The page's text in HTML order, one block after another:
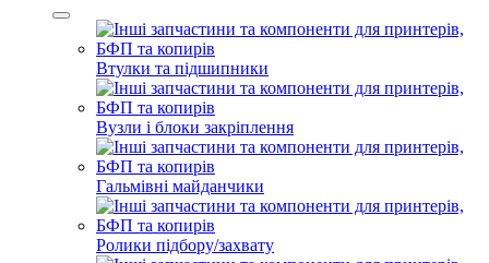
Втулки та підшипники
Вузли і блоки закріплення
Гальмівні майданчики
Ролики підбору/захвату